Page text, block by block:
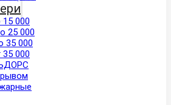
000
25 000
35 000
000